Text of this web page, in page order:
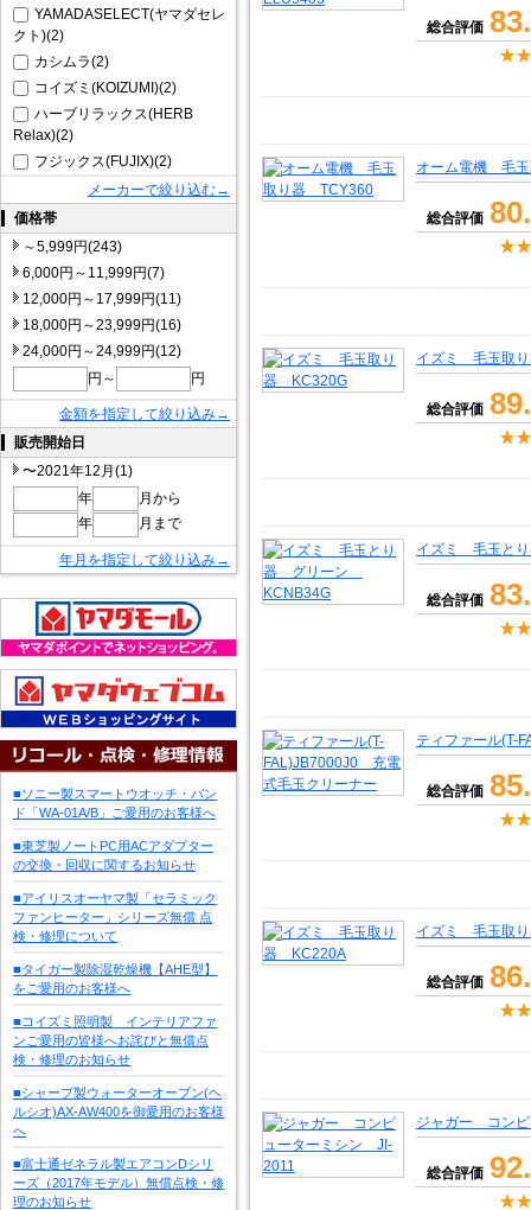
YAMADASELECT(ヤマダセレ
クト)(2)
カシムラ(2)
コイズミ(KOIZUMI)(2)
ハーブリラックス(HERB
Relax)(2)
フジックス(FUJIX)(2)
メーカーで絞り込む→
価格帯
～5,999円(243)
6,000円～11,999円(7)
12,000円～17,999円(11)
18,000円～23,999円(16)
24,000円～24,999円(12)
円～
円
金額を指定して絞り込み→
販売開始日
〜2021年12月(1)
年
月から
年
月まで
年月を指定して絞り込み→
■ソニー製スマートウオッチ・バン
ド「WA-01A/B」ご愛用のお客様へ
■東芝製ノートPC用ACアダプター
の交換・回収に関するお知らせ
■アイリスオーヤマ製「セラミック
ファンヒーター」シリーズ無償 点
検・修理について
■タイガー製除湿乾燥機【AHE型】
をご愛用のお客様へ
■コイズミ照明製 インテリアファ
ンご愛用の皆様へお詫びと無償点
検・修理のお知らせ
■シャープ製ウォーターオーブン(ヘ
ルシオ)AX-AW400を御愛用のお客様
へ
■富士通ゼネラル製エアコンDシリ
ーズ（2017年モデル）無償点検・修
理のお知らせ
総合評価
オーム電機 毛
総合評価
イズミ 毛玉取
総合評価
イズミ 毛玉と
総合評価
ティファール(T-
総合評価
イズミ 毛玉取
総合評価
ジャガー コン
総合評価